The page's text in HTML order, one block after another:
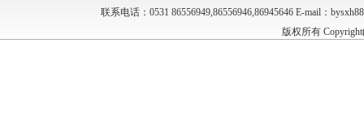
联系电话：0531 86556949,86556946,86945646 E-mail：
版权所有